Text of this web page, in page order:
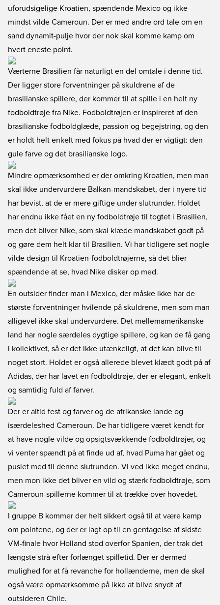
uforudsigelige Kroatien, spændende Mexico og ikke
mindst vilde Cameroun. Der er med andre ord tale om en
sand dynamit-pulje hvor der nok skal komme kamp om
hvert eneste point.
Værterne Brasilien får naturligt en del omtale i denne tid.
Der ligger store forventninger på skuldrene af de
brasilianske spillere, der kommer til at spille i en helt ny
fodboldtrøje fra Nike. Fodboldtrøjen er inspireret af den
brasilianske fodboldglæde, passion og begejstring, og den
er holdt helt enkelt med fokus på hvad der er vigtigt: den
gule farve og det brasilianske logo.
Mindre opmærksomhed er der omkring Kroatien, men man
skal ikke undervurdere Balkan-mandskabet, der i nyere tid
har bevist, at de er mere giftige under slutrunder. Holdet
har endnu ikke fået en ny fodboldtrøje til togtet i Brasilien,
men det bliver Nike, som skal klæde mandskabet godt på
og gøre dem helt klar til Brasilien. Vi har tidligere set nogle
vilde design til Kroatien-fodboldtrøjerne, så det blier
spændende at se, hvad Nike disker op med.
En outsider finder man i Mexico, der måske ikke har de
største forventninger hvilende på skuldrene, men som man
alligevel ikke skal undervurdere. Det mellemamerikanske
land har nogle særdeles dygtige spillere, og kan de få gang
i kollektivet, så er det ikke utænkeligt, at det kan blive til
noget stort. Holdet er også allerede blevet klædt godt på af
Adidas, der har lavet en fodboldtrøje, der er elegant, enkelt
og samtidig fuld af farver.
Der er altid fest og farver og de afrikanske lande og
isærdeleshed Cameroun. De har tidligere været kendt for
at have nogle vilde og opsigtsvækkende fodboldtrøjer, og
vi venter spændt på at finde ud af, hvad Puma har gået og
puslet med til denne slutrunden. Vi ved ikke meget endnu,
men mon ikke det bliver en vild og stærk fodboldtrøje, som
Cameroun-spillerne kommer til at trække over hovedet.
I gruppe B kommer der helt sikkert også til at være kamp
om pointene, og der er lagt op til en gentagelse af sidste
VM-finale hvor Holland stod overfor Spanien, der trak det
længste strå efter forlænget spilletid. Der er dermed
mulighed for at få revanche for hollænderne, men de skal
også være opmærksomme på ikke at blive snydt af
outsideren Chile.